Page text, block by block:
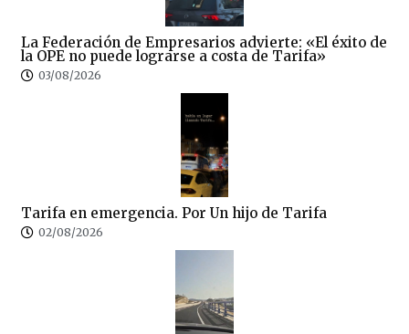
La Federación de Empresarios advierte: «El éxito de
la OPE no puede lograrse a costa de Tarifa»
03/08/2026
Tarifa en emergencia. Por Un hijo de Tarifa
02/08/2026